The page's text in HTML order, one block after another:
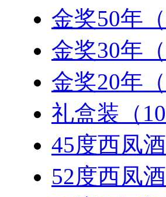
金奖50年（
金奖30年（
金奖20年（
礼盒装（
45度西凤酒
52度西凤酒